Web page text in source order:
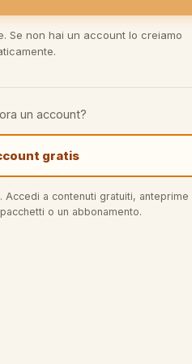
Se non hai un account lo creiamo
un account?
gratis
a contenuti gratuiti, anteprime
o un abbonamento.